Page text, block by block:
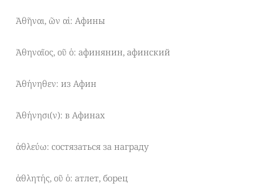
Ἀθῆναι, ῶν αἱ: Афины
Ἀθηναῖος, οῦ ὁ: афинянин, афинский
Ἀθήνηθεν: из Афин
Ἀθήνησι(ν): в Афинах
ἀθλεύω: состязаться за награду
ἀθλητής, οῦ ὁ: атлет, борец